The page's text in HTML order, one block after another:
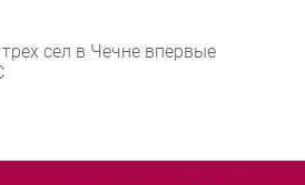
сел в Чечне впервые